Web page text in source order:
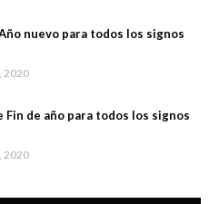
nuevo para todos los signos
2020
Fin de año para todos los signos
2020